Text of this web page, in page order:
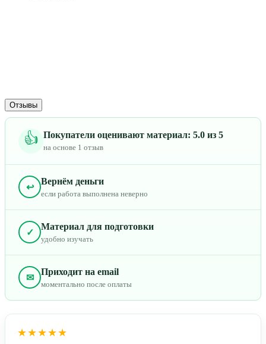
Отзывы
👍 Покупатели оценивают материал: 5.0 из 5
на основе 1 отзыв
↩
Вернём деньги
если работа выполнена неверно
✓
Материал для подготовки
удобно изучать
✉
Приходит на email
моментально после оплаты
★★★★★